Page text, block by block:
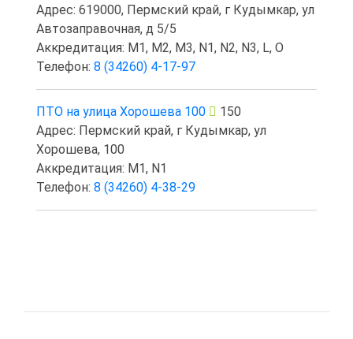
Адрес: 619000, Пермский край, г Кудымкар, ул
Автозаправочная, д 5/5
Аккредитация: M1, M2, M3, N1, N2, N3, L, O
Телефон: 8 (34260) 4-17-97
ПТО на улица Хорошева 100
150
Адрес: Пермский край, г Кудымкар, ул
Хорошева, 100
Аккредитация: M1, N1
Телефон: 8 (34260) 4-38-29